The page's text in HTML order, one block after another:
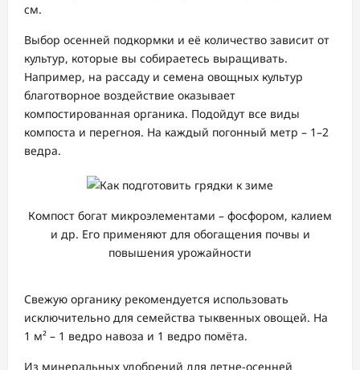
см.
Выбор осенней подкормки и её количество зависит от
культур, которые вы собираетесь выращивать.
Например, на рассаду и семена овощных культур
благотворное воздействие оказывает
компостированная органика. Подойдут все виды
компоста и перегноя. На каждый погонный метр – 1–2
ведра.
Компост богат микроэлементами – фосфором, калием
и др. Его применяют для обогащения почвы и
повышения урожайности
Свежую органику рекомендуется использовать
исключительно для семейства тыквенных овощей. На
1 м² – 1 ведро навоза и 1 ведро помёта.
Из минеральных удобрений для летне-осенней